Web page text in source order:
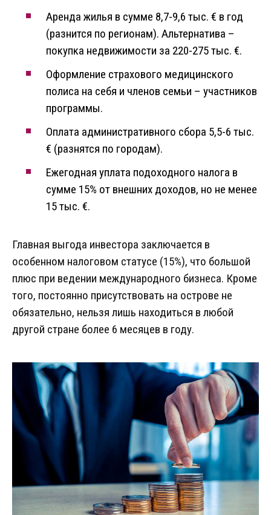
Аренда жилья в сумме 8,7-9,6 тыс. € в год
(разнится по регионам). Альтернатива –
покупка недвижимости за 220-275 тыс. €.
Оформление страхового медицинского
полиса на себя и членов семьи – участников
программы.
Оплата административного сбора 5,5-6 тыс.
€ (разнятся по городам).
Ежегодная уплата подоходного налога в
сумме 15% от внешних доходов, но не менее
15 тыс. €.
Главная выгода инвестора заключается в
особенном налоговом статусе (15%), что большой
плюс при ведении международного бизнеса. Кроме
того, постоянно присутствовать на острове не
обязательно, нельзя лишь находиться в любой
другой стране более 6 месяцев в году.